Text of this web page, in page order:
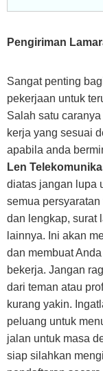
Pengiriman
Sangat penting
pekerjaan untuk
Salah satu
kerja yang sesuai
apabila anda
Len
diatas jangan lupa
semua
dan lengkap, surat
lainnya. Ini akan
dan membuat
bekerja. Jangan
dari teman atau
kurang yakin.
peluang untuk
jalan untuk masa
siap silahkan